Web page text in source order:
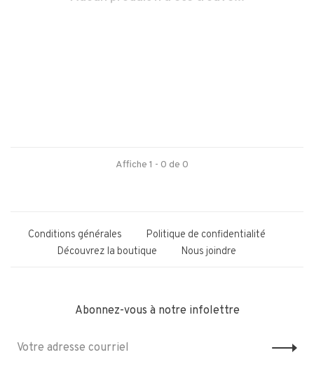
Affiche 1 - 0 de 0
Conditions générales
Politique de confidentialité
Découvrez la boutique
Nous joindre
Abonnez-vous à notre infolettre